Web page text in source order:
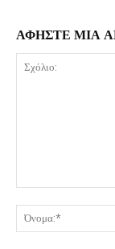
ΑΦΗΣΤΕ ΜΙΑ